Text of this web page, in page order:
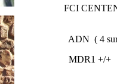
FCI
ADN ( 4 sur 16
MDR1 +/+